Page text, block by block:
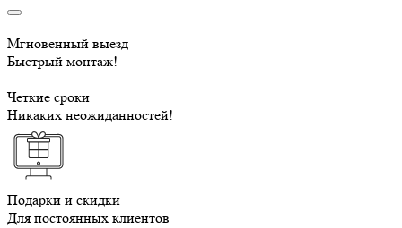
Мгновенный выезд
Быстрый монтаж!
Четкие сроки
Никаких неожиданностей!
Подарки и скидки
Для постоянных клиентов